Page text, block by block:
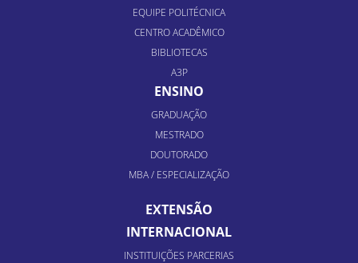
EQUIPE POLITÉCNICA
CENTRO ACADÊMICO
BIBLIOTECAS
A3P
ENSINO
GRADUAÇÃO
MESTRADO
DOUTORADO
MBA / ESPECIALIZAÇÃO
EXTENSÃO
INTERNACIONAL
INSTITUIÇÕES PARCERIAS